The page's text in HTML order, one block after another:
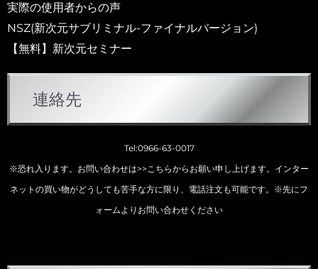
実際の使用者からの声
NSZ(新次元サブリミナル-ファイナルバージョン)
【無料】新次元セミナー
連絡先
Tel:0966-63-0017
※恐れ入ります。お問い合わせは>>こちらから お願い申し上げます。インター
ネットの買い物がどうしても苦手な方に限り、電話注文も可能です。※先にフ
ォームよりお問い合わせください